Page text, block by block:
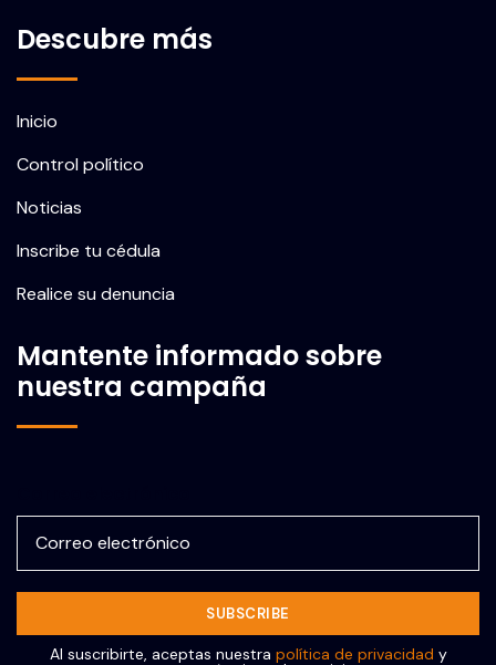
Descubre más
Inicio
Control político
Noticias
Inscribe tu cédula
Realice su denuncia
Mantente informado sobre
nuestra campaña
Al suscribirte, aceptas nuestra política de privacidad y